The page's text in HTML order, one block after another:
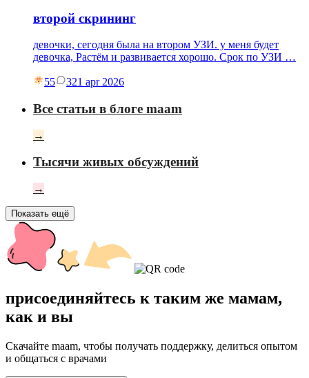
второй скрининг
девочки, сегодня была на втором УЗИ. у меня будет
девочка, Растём и развивается хорошо. Срок по УЗИ …
55 321 apr 2026
Все статьи в блоге maam
→
Тысячи живых обсуждений
→
Показать ещё
присоединяйтесь к таким же мамам,
как и вы
Скачайте maam, чтобы получать поддержку, делиться опытом
и общаться с врачами